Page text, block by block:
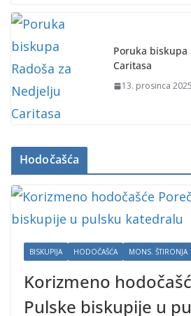
Poruka biskupa
Caritasa
13. prosinca
Hodočašća
BISKUPIJA HODOČAŠĆA MONS. ŠTIRONJA
Korizmeno
Pulske biskupije u